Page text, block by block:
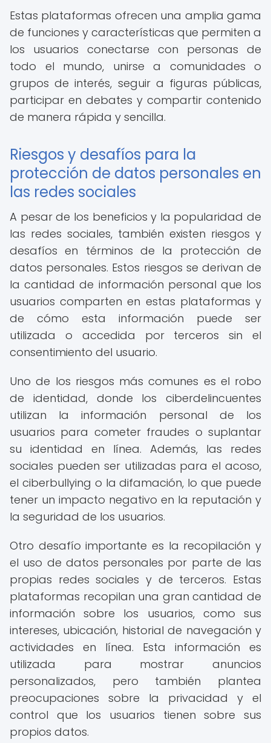
Estas plataformas ofrecen una amplia gama
de funciones y características que permiten a
los usuarios conectarse con personas de
todo el mundo, unirse a comunidades o
grupos de interés, seguir a figuras públicas,
participar en debates y compartir contenido
de manera rápida y sencilla.
Riesgos y desafíos para la
protección de datos personales en
las redes sociales
A pesar de los beneficios y la popularidad de
las redes sociales, también existen riesgos y
desafíos en términos de la protección de
datos personales. Estos riesgos se derivan de
la cantidad de información personal que los
usuarios comparten en estas plataformas y
de cómo esta información puede ser
utilizada o accedida por terceros sin el
consentimiento del usuario.
Uno de los riesgos más comunes es el robo
de identidad, donde los ciberdelincuentes
utilizan la información personal de los
usuarios para cometer fraudes o suplantar
su identidad en línea. Además, las redes
sociales pueden ser utilizadas para el acoso,
el ciberbullying o la difamación, lo que puede
tener un impacto negativo en la reputación y
la seguridad de los usuarios.
Otro desafío importante es la recopilación y
el uso de datos personales por parte de las
propias redes sociales y de terceros. Estas
plataformas recopilan una gran cantidad de
información sobre los usuarios, como sus
intereses, ubicación, historial de navegación y
actividades en línea. Esta información es
utilizada para mostrar anuncios
personalizados, pero también plantea
preocupaciones sobre la privacidad y el
control que los usuarios tienen sobre sus
propios datos.